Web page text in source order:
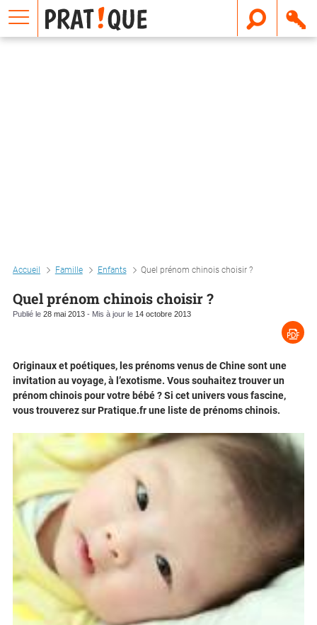
Accueil Famille Enfants Quel prénom chinois choisir ?
Quel prénom chinois choisir ?
Publié le 28 mai 2013 - Mis à jour le 14 octobre 2013
Originaux et poétiques, les prénoms venus de Chine sont une
invitation au voyage, à l’exotisme. Vous souhaitez trouver un
prénom chinois pour votre bébé ? Si cet univers vous fascine,
vous trouverez sur Pratique.fr une liste de prénoms chinois.
E
m
a